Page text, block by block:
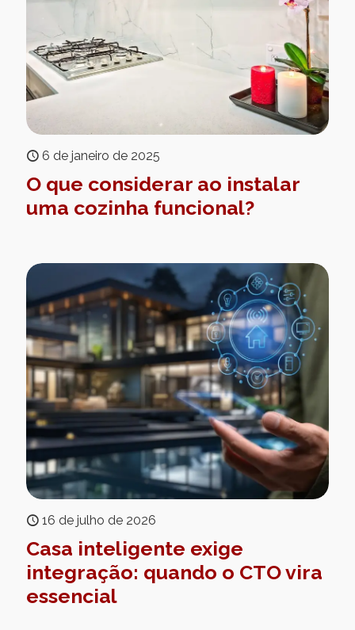
6 de janeiro de 2025
O que considerar ao instalar
uma cozinha funcional?
16 de julho de 2026
Casa inteligente exige
integração: quando o CTO vira
essencial